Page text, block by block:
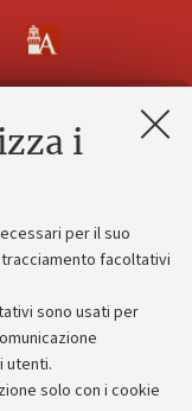
i
per il suo
facoltativi
sono usati per
utenti.
solo con i cookie